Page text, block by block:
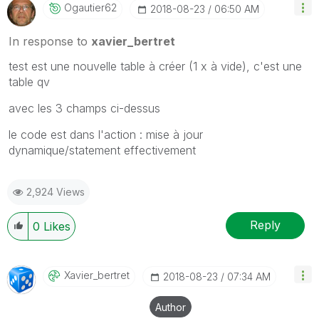
Ogautier62 ‎2018-08-23 06:50 AM
In response to xavier_bertret
test est une nouvelle table à créer (1 x à vide), c'est une
table qv
avec les 3 champs ci-dessus
le code est dans l'action : mise à jour
dynamique/statement effectivement
2,924 Views
0 Likes Reply
Xavier_bertret ‎2018-08-23 07:34 AM
Author